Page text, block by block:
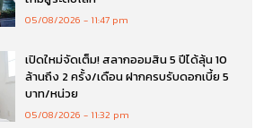
05/08/2026 11:47 pm
เปิดใหม่จัดเต็ม! สลากออมสิน 5 ปีได้ลุ้น 10
ล้านถึง 2 ครั้ง/เดือน ฝากครบรับดอกเบี้ย 5
บาท/หน่วย
05/08/2026 11:32 pm